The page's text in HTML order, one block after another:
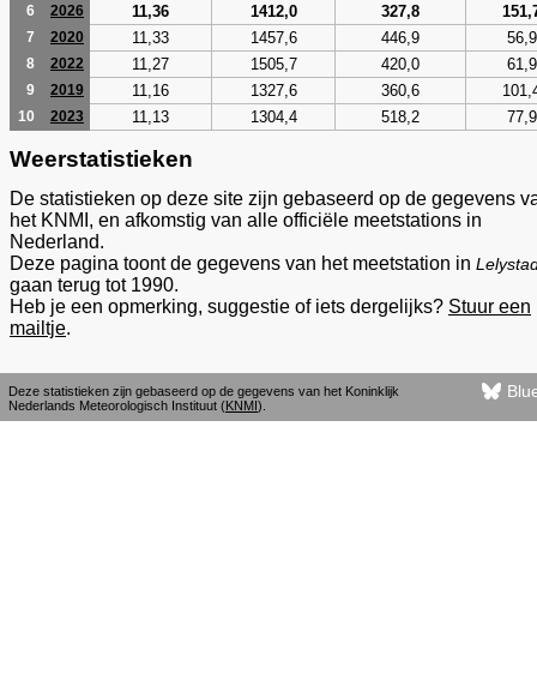
6 2026 11,36 1412,0 327,8
7 2020 11,33 1457,6 446,9 56,9
8 2022 11,27 1505,7 420,0 61,9
9 2019 11,16 1327,6 360,6
10 2023 11,13 1304,4 518,2 77,9
Weerstatistieken
De statistieken op deze site zijn gebaseerd op de gegevens
het KNMI, en afkomstig van alle officiële meetstations in
Nederland.
Deze pagina toont de gegevens van het meetstation in
gaan terug tot 1990.
Heb je een opmerking, suggestie of iets dergelijks? Stuur een
mailtje.
Deze statistieken zijn gebaseerd op de gegevens van het Koninklijk
Nederlands Meteorologisch Instituut (KNMI).